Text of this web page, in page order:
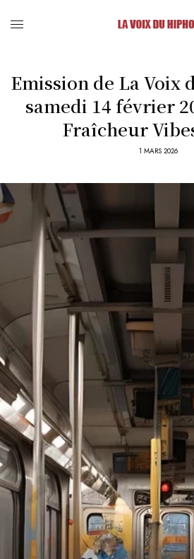
Emission de La Voix
samedi 14 février
Fraîcheur
1 MARS 2026